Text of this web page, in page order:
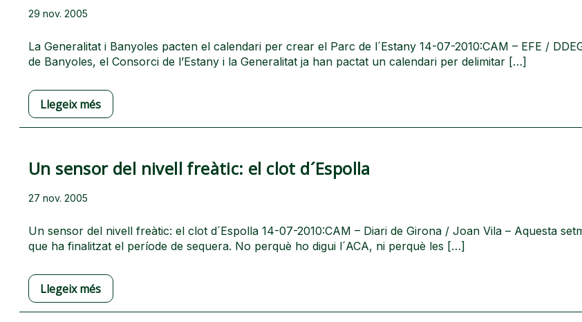
29 nov. 2005
La Generalitat i Banyoles pacten el calendari per crear el Parc de l´Estany 14-07-2010:CAM – EFE /
de Banyoles, el Consorci de l’Estany i la Generalitat ja han pactat un calendari per delimitar […]
Llegeix més
Un sensor del nivell freàtic: el clot d´Espolla
27 nov. 2005
Un sensor del nivell freàtic: el clot d´Espolla 14-07-2010:CAM – Diari de Girona / Joan Vila – Aquesta
que ha finalitzat el període de sequera. No perquè ho digui l´ACA, ni perquè les […]
Llegeix més